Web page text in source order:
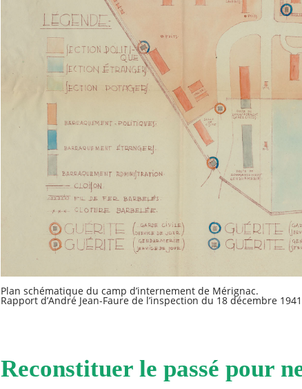
Plan schématique du camp d’internement de Mérignac.
Rapport d’André Jean-Faure de l’inspection du 18 décembre
Reconstituer le passé pour